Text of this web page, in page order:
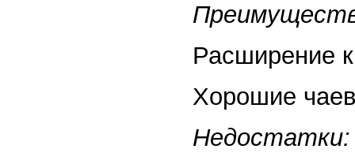
Расширение
Хорошие
Недостатки: